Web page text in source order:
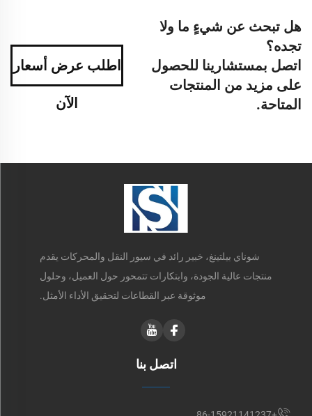
هل تبحث عن شيءٍ ما ولا
تجده؟
اتصل بمستشارينا للحصول
على مزيد من المنتجات
المتاحة.
اطلب عرض أسعار
الآن
شوناي بيلتينغ، خبير رائد في سيور النقل والمحركات يقدم
منتجات عالية الجودة، وابتكارات تتمحور حول العميل، وحلول
موثوقة عبر القطاعات لتحقيق الأداء الأمثل.
اتصل بنا